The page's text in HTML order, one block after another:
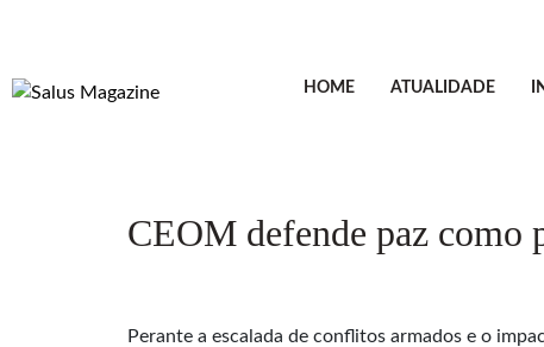
HOME ATUALIDADE
CEOM defende paz como
Perante a escalada de conflitos armados e o